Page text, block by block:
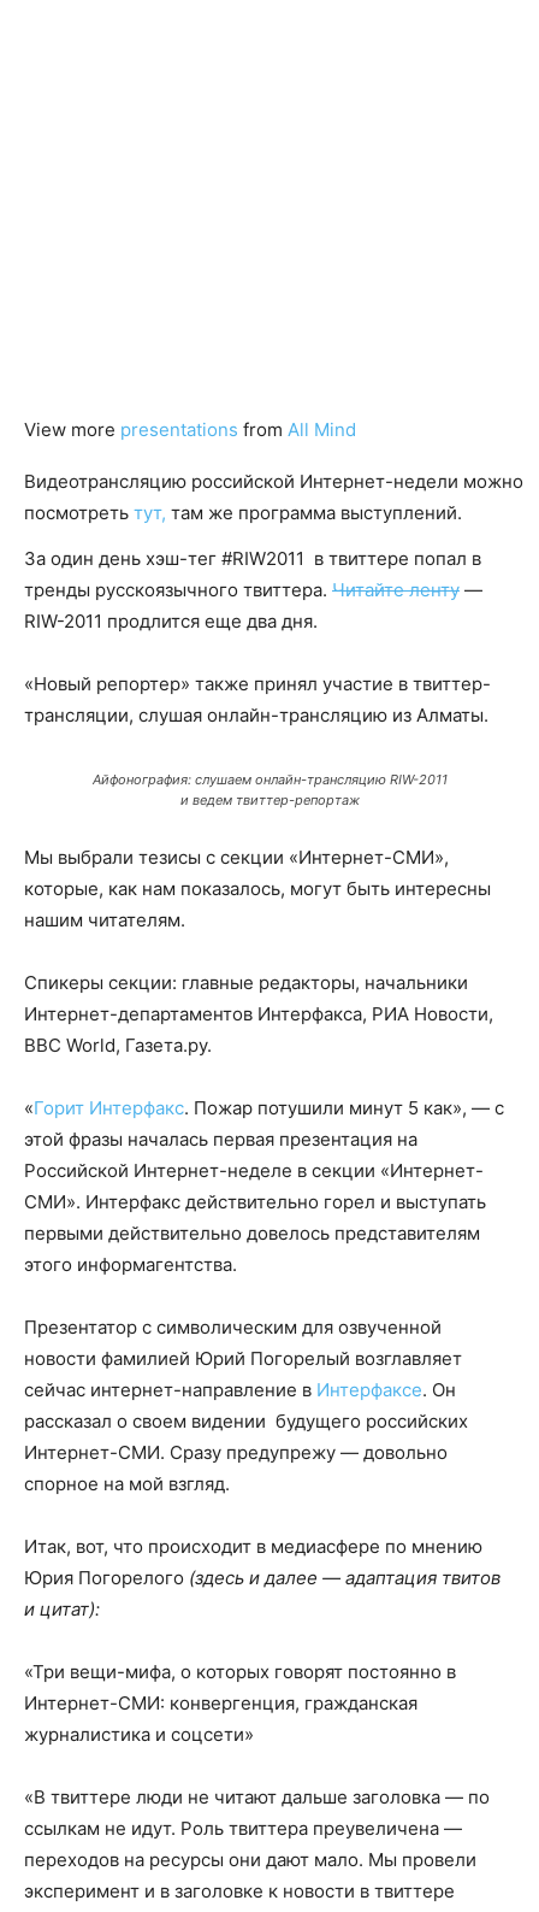
View more presentations from All Mind
Видеотрансляцию российской Интернет-недели можно
посмотреть тут, там же программа выступлений.
За один день хэш-тег #RIW2011 в твиттере попал в
тренды русскоязычного твиттера. Читайте ленту —
RIW-2011 продлится еще два дня.
«Новый репортер» также принял участие в твиттер-
трансляции, слушая онлайн-трансляцию из Алматы.
Айфонография: слушаем онлайн-трансляцию RIW-2011
и ведем твиттер-репортаж
Мы выбрали тезисы с секции «Интернет-СМИ»,
которые, как нам показалось, могут быть интересны
нашим читателям.
Спикеры секции: главные редакторы, начальники
Интернет-департаментов Интерфакса, РИА Новости,
BBC World, Газета.ру.
«Горит Интерфакс. Пожар потушили минут 5 как», — с
этой фразы началась первая презентация на
Российской Интернет-неделе в секции «Интернет-
СМИ». Интерфакс действительно горел и выступать
первыми действительно довелось представителям
этого информагентства.
Презентатор с символическим для озвученной
новости фамилией Юрий Погорелый возглавляет
сейчас интернет-направление в Интерфаксе. Он
рассказал о своем видении будущего российских
Интернет-СМИ. Сразу предупрежу — довольно
спорное на мой взгляд.
Итак, вот, что происходит в медиасфере по мнению
Юрия Погорелого (здесь и далее — адаптация твитов
и цитат):
«Три вещи-мифа, о которых говорят постоянно в
Интернет-СМИ: конвергенция, гражданская
журналистика и соцсети»
«В твиттере люди не читают дальше заголовка — по
ссылкам не идут. Роль твиттера преувеличена —
переходов на ресурсы они дают мало. Мы провели
эксперимент и в заголовке к новости в твиттере